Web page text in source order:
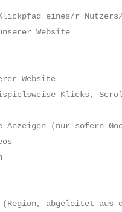
eines/r
Website
Website
Klicks,
Anzeigen (nur sofern
abgeleitet aus